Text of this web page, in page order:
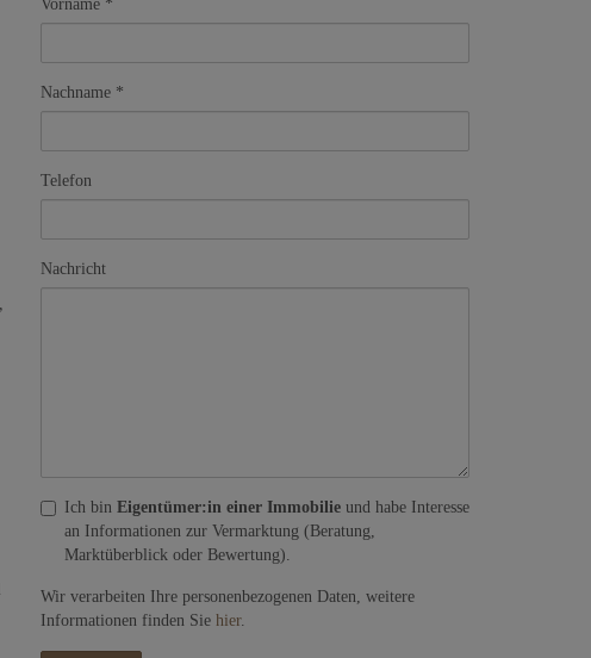
Vorname
Nachname
Telefon
Nachricht
Ich bin Eigentümer:in einer Immobilie und habe Interesse
an Informationen zur Vermarktung (Beratung,
Marktüberblick oder Bewertung).
Wir verarbeiten Ihre personenbezogenen Daten, weitere
Informationen finden Sie hier.